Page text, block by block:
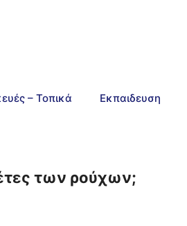
– Τοπικά Εκπαιδευση
των ρούχων;